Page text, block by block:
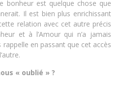
bonheur est quelque chose que
Il est bien plus enrichissant
relation avec cet autre précis
et à l’Amour qui n’a jamais
rappelle en passant que cet accès
« oublié » ?